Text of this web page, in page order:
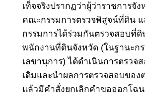
เท็จจริงปรากฏว่าผู้ว่าราชการจั
คณะกรรมการตรวจพิสูจน์ที่ดิน
กรรมการได้ร่วมกันตรวจสอบที่ดิ
พนักงานที่ดินจังหวัด (ในฐานะก
เลขานุการ) ได้ดำเนินการตรวจ
เดิมและนำผลการตรวจสอบขอ
แล้วมีคำสั่งยกเลิกคำขอออกโฉ